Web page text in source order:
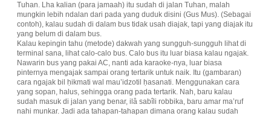
Tuhan. Lha kalian (para jamaah) itu sudah di jalan Tuhan, malah
mungkin lebih ndalan dari pada yang duduk disini (Gus Mus). (Sebagai
contoh), kalau sudah di dalam bus tidak usah diajak, tapi yang diajak itu
yang belum di dalam bus.
Kalau kepingin tahu (metode) dakwah yang sungguh-sungguh lihat di
terminal sana, lihat calo-calo bus. Calo bus itu luar biasa kalau ngajak.
Nawarin bus yang pakai AC, nanti ada karaoke-nya, luar biasa
pinternya mengajak sampai orang tertarik untuk naik. Itu (gambaran)
cara ngajak bil ḥikmati wal mau’idzotil ḥasanati. Menggunakan cara
yang sopan, halus, sehingga orang pada tertarik. Nah, baru kalau
sudah masuk di jalan yang benar, ilâ sabîli robbika, baru amar ma’ruf
nahi munkar. Jadi ada tahapan-tahapan dimana orang kalau sudah